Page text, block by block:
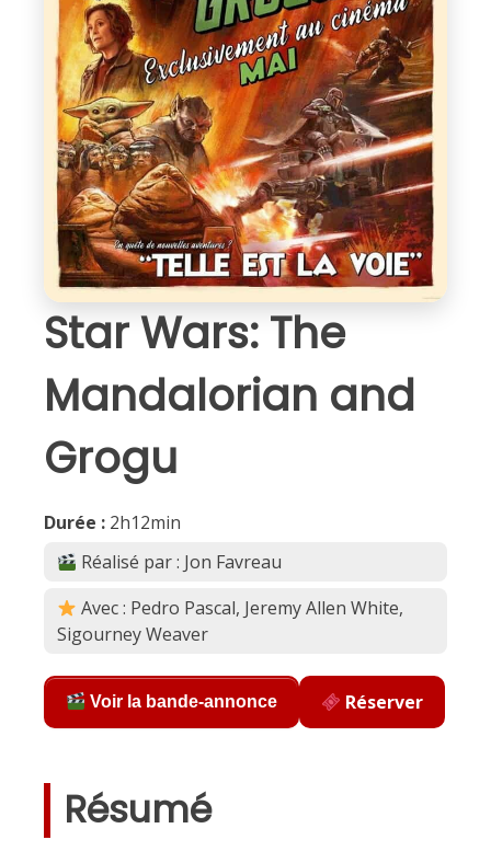
Star Wars: The
Mandalorian and
Grogu
Durée : 2h12min
Réalisé par : Jon Favreau
Avec : Pedro Pascal, Jeremy Allen White,
Sigourney Weaver
Voir la bande-annonce Réserver
Résumé